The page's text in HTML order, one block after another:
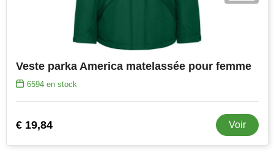
Veste parka America matelassée pour femme
6594en stock
€ 19,84 Voir